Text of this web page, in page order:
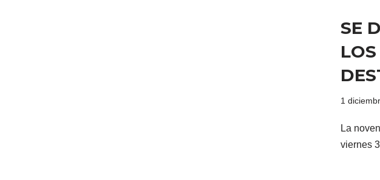
SE
1
La
viernes